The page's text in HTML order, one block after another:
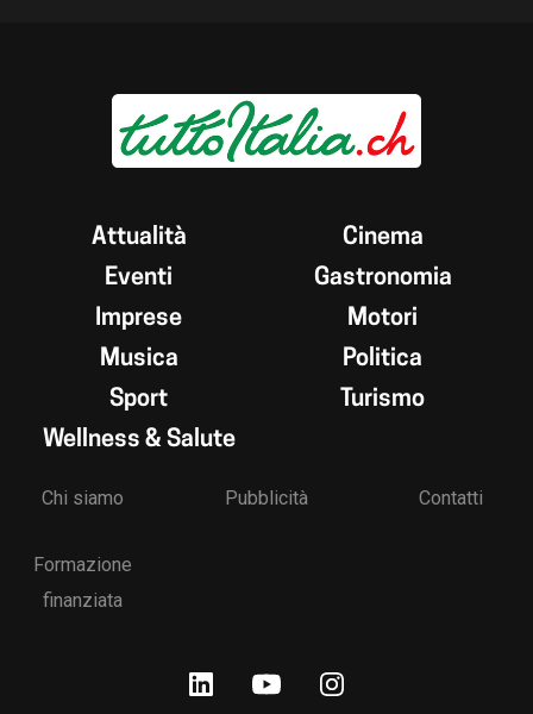
Attualità
Cinema
Eventi
Gastronomia
Imprese
Motori
Musica
Politica
Sport
Turismo
Wellness & Salute
Chi siamo Pubblicità Contatti
Formazione
finanziata